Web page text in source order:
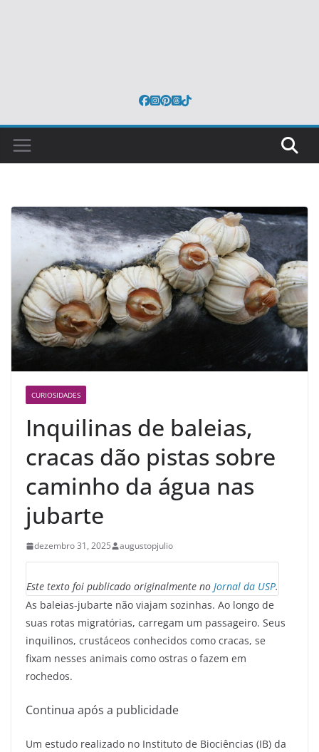
CURIOSIDADES
Inquilinas de baleias,
cracas dão pistas sobre
caminho da água nas
jubarte
dezembro 31, 2025 augustopjulio
Este texto foi publicado originalmente no Jornal da USP.
As baleias-jubarte não viajam sozinhas. Ao longo de
suas rotas migratórias, carregam um passageiro. Seus
inquilinos, crustáceos conhecidos como cracas, se
fixam nesses animais como ostras o fazem em
rochedos.
Continua após a publicidade
Um estudo realizado no Instituto de Biociências (IB) da